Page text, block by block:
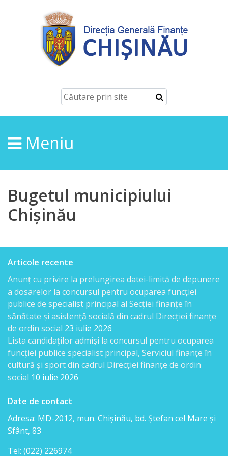
Despre
Conducerea
Structura
Direcţia
ordin
economic
finanțe
de
ordin
social
Direcția
datorii
şi
angajamente
financiare
Meniu
Bugetul municipiului
Chișinău
Articole recente
Anunț cu privire la prelungirea datei-limită de depunere
a dosarelor la concursul pentru ocuparea funcției
publice de specialist principal al Secției finanțe în
sănătate și asistență socială din cadrul Direcției finanțe
de ordin social 23 iulie 2026
Lista candidaţilor admişi la concursul pentru ocuparea
funcției publice specialist principal, Serviciul finanțe în
cultură și sport din cadrul Direcției finanțe de ordin
social 10 iulie 2026
Date de contact
Adresa: MD-2012, mun. Chişinău, bd. Ştefan cel Mare şi
Sfânt, 83
Tel: (022) 226974